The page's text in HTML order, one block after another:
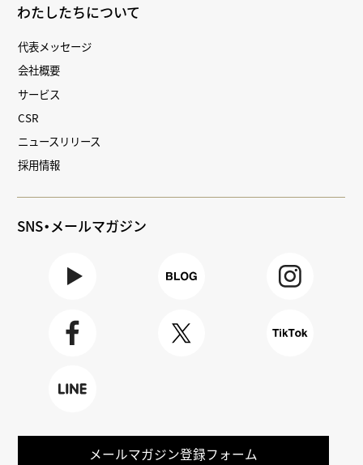
わたしたちについて
代表メッセージ
会社概要
サービス
CSR
ニュースリリース
採用情報
SNS・メールマガジン
メールマガジン登録フォーム